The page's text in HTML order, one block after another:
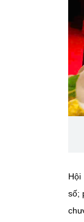
Hội
số;